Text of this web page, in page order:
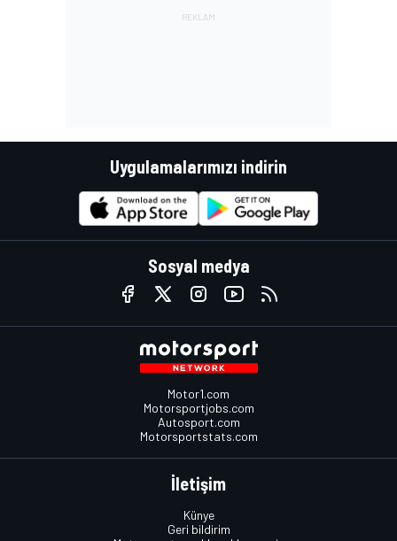
Uygulamalarımızı indirin
Sosyal medya
Motor1.com
Motorsportjobs.com
Autosport.com
Motorsportstats.com
İletişim
Künye
Geri bildirim